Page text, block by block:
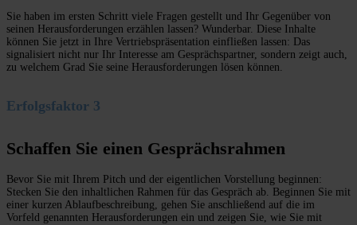
Sie haben im ersten Schritt viele Fragen gestellt und Ihr Gegenüber von
seinen Herausforderungen erzählen lassen? Wunderbar. Diese Inhalte
können Sie jetzt in Ihre Vertriebspräsentation einfließen lassen: Das
signalisiert nicht nur Ihr Interesse am Gesprächspartner, sondern zeigt auch,
zu welchem Grad Sie seine Herausforderungen lösen können.
Erfolgsfaktor 3
Schaffen Sie einen Gesprächsrahmen
Bevor Sie mit Ihrem Pitch und der eigentlichen Vorstellung beginnen:
Stecken Sie den inhaltlichen Rahmen für das Gespräch ab. Beginnen Sie mit
einer kurzen Ablaufbeschreibung, gehen Sie anschließend auf die im
Vorfeld genannten Herausforderungen ein und zeigen Sie, wie Sie mit